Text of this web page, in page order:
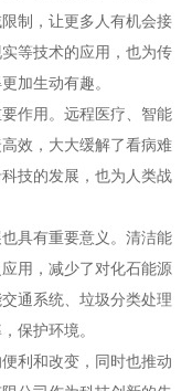
制，让更多人有机会接
等技术的应用，也为传
加生动有趣。
作用。远程医疗、智能
效，大大缓解了看病难
技的发展，也为人类战
具有重要意义。清洁能
用，减少了对化石能源
通系统、垃圾分类处理
保护环境。
利和改变，同时也推动